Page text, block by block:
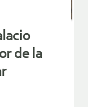
de la